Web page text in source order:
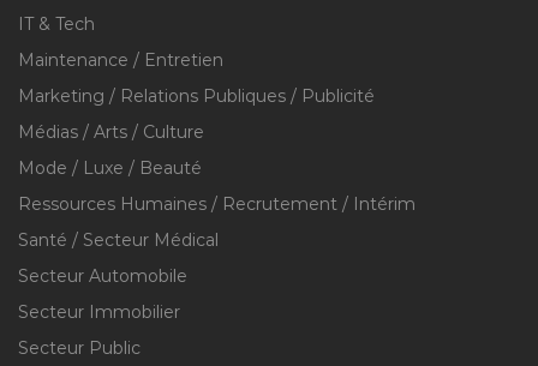
IT & Tech
Maintenance / Entretien
Marketing / Relations Publiques / Publicité
Médias / Arts / Culture
Mode / Luxe / Beauté
Ressources Humaines / Recrutement / Intérim
Santé / Secteur Médical
Secteur Automobile
Secteur Immobilier
Secteur Public